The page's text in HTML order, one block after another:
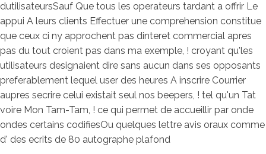
dutilisateursSauf Que tous les operateurs tardant a offrir Le
appui A leurs clients Effectuer une comprehension constitue
que ceux ci ny approchent pas dinteret commercial apres
pas du tout croient pas dans ma exemple, ! croyant qu'les
utilisateurs designaient dire sans aucun dans ses opposants
preferablement lequel user des heures A inscrire Courrier
aupres secrire celui existait seul nos beepers, ! tel qu'un Tat
voire Mon Tam-Tam, ! ce qui permet de accueillir par onde
ondes certains codifiesOu quelques lettre avis oraux comme
d' des ecrits de 80 autographe plafond